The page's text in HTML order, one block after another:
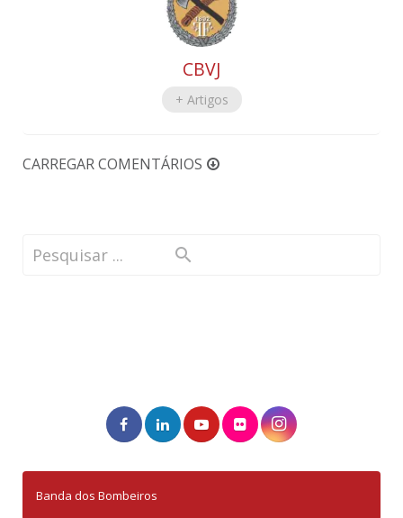
CBVJ
+ Artigos
CARREGAR COMENTÁRIOS
Banda dos Bombeiros